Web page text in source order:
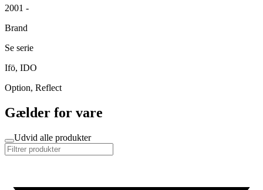
2001 -
Brand
Se serie
Ifö, IDO
Option, Reflect
Gælder for vare
Udvid alle produkter